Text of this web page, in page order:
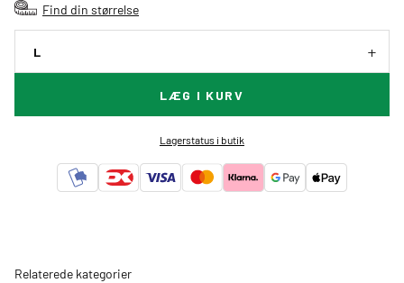
Find din størrelse
L
LÆG I KURV
Lagerstatus i butik
Relaterede kategorier